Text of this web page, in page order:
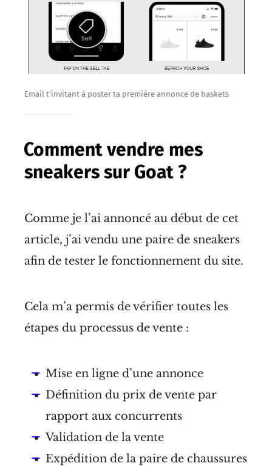
Email t'invitant à poster ta première annonce de baskets
Comment vendre mes
sneakers sur Goat ?
Comme je l’ai annoncé au début de cet
article, j’ai vendu une paire de sneakers
afin de tester le fonctionnement du site.
Cela m’a permis de vérifier toutes les
étapes du processus de vente :
Mise en ligne d’une annonce
Définition du prix de vente par
rapport aux concurrents
Validation de la vente
Expédition de la paire de chaussures